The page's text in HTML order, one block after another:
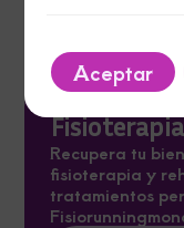
Recupera tu
fisioterapia y
tratamientos
Aceptar